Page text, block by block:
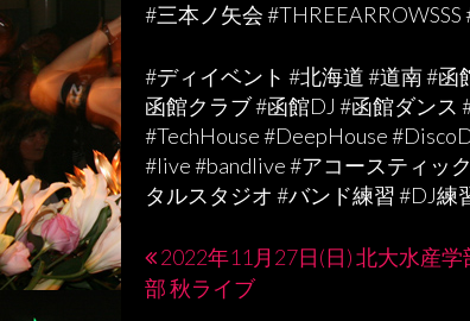
#三本ノ矢会 #THREEARROWSSS
#ディイベント #北海道#道南#函
函館クラブ#函館DJ #函館ダンス
#TechHouse #DeepHouse
#live #bandlive #アコースティッ
タルスタジオ #バンド練習#DJ練
投
2022年11月27日(日) 北大水産学
部 秋ライブ